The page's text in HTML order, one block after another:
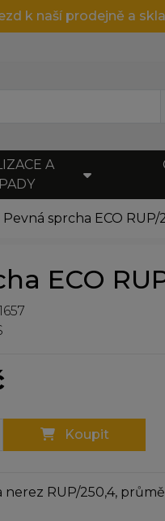
k naší prodejně a
A
Pevná sprcha ECO RUP/
ECO
Koupit
RUP/250,4,